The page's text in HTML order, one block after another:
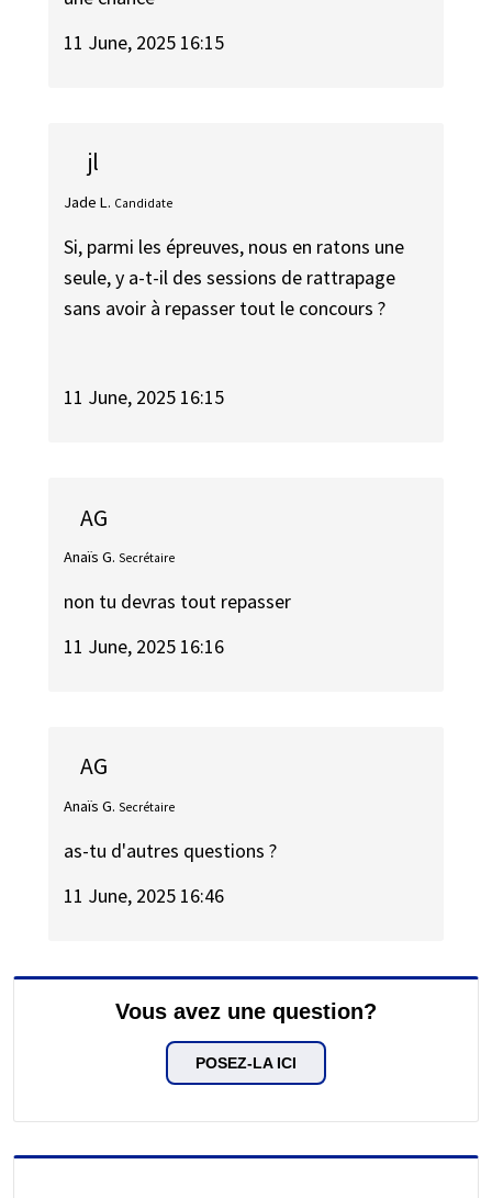
11 June, 2025 16:15
jl
Jade L. Candidate
Si, parmi les épreuves, nous en ratons une
seule, y a-t-il des sessions de rattrapage
sans avoir à repasser tout le concours ?
11 June, 2025 16:15
AG
Anaïs G. Secrétaire
non tu devras tout repasser
11 June, 2025 16:16
AG
Anaïs G. Secrétaire
as-tu d'autres questions ?
11 June, 2025 16:46
Vous avez une question?
POSEZ-LA ICI